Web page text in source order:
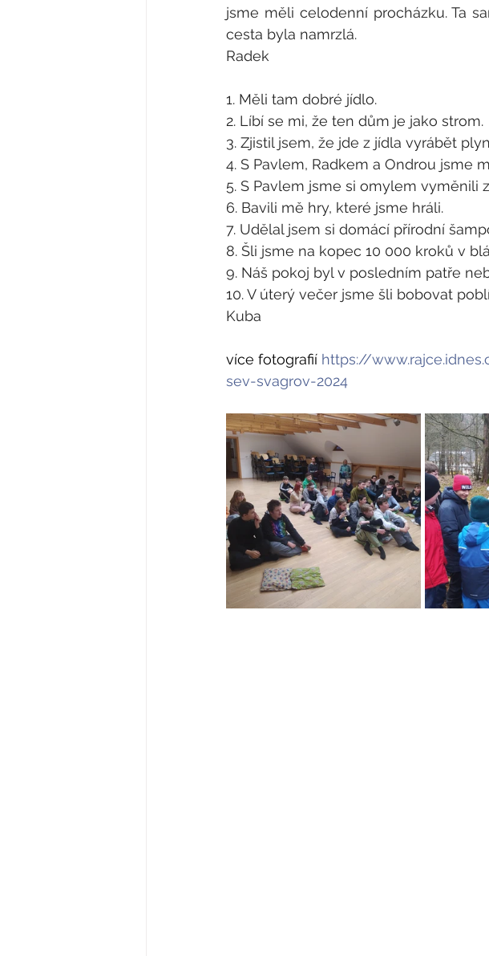
jsme měli celodenní procházku. Ta
cesta byla namrzlá.
Radek
1. Měli tam dobré jídlo.
2. Líbí se mi, že ten dům je jako strom.
3. Zjistil jsem, že jde z jídla vyrábět
4. S Pavlem, Radkem a Ondrou jsme
5. S Pavlem jsme si omylem vyměnili
6. Bavili mě hry, které jsme hráli.
7. Udělal jsem si domácí přírodní
8. Šli jsme na kopec 10 000 kroků v
9. Náš pokoj byl v posledním patře
10. V úterý večer jsme šli bobovat
Kuba
více fotografií https://
sev-svagrov-2024